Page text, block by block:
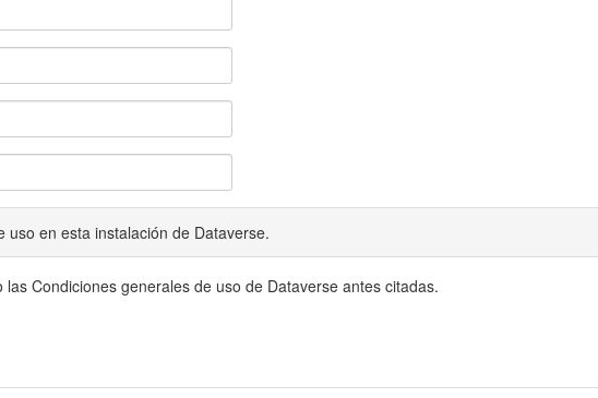
uso en esta instalación de Dataverse.
las Condiciones generales de uso de Dataverse antes citadas.